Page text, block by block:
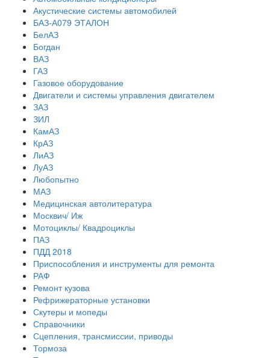
Акустические системы автомобилей
БАЗ-А079 ЭТАЛОН
БелАЗ
Богдан
ВАЗ
ГАЗ
Газовое оборудование
Двигатели и системы управления двигателем
ЗАЗ
ЗИЛ
КамАЗ
КрАЗ
ЛиАЗ
ЛуАЗ
Любопытно
МАЗ
Медицинская автолитература
Москвич/ Иж
Мотоциклы/ Квадроциклы
ПАЗ
ПДД 2018
Приспособления и инструменты для ремонта
РАФ
Ремонт кузова
Рефрижераторные установки
Скутеры и мопеды
Справочники
Сцепления, трансмиссии, приводы
Тормоза